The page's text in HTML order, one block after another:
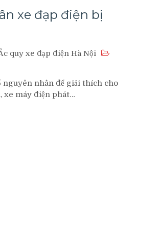
xe đạp điện bị
quy xe đạp điện Hà Nội
nguyên nhân để giải thích cho
xe máy điện phát…